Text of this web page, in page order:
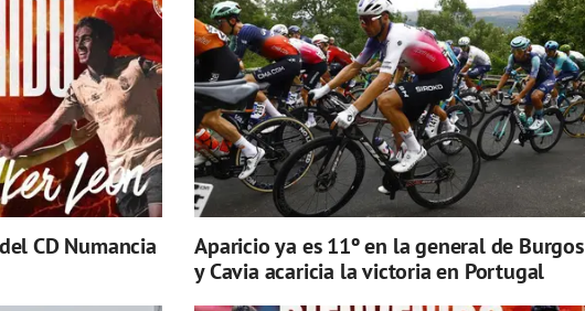
CD Numancia
Aparicio ya es 11º en la general de Burgos
y Cavia acaricia la victoria en Portugal